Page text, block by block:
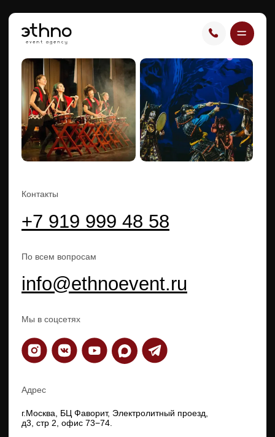
г.Москва, БЦ Фаворит, Электролитный проезд,
Адрес
+7 919 999 48 58
Контакты
Мы в соцсетях
доказательства подхода